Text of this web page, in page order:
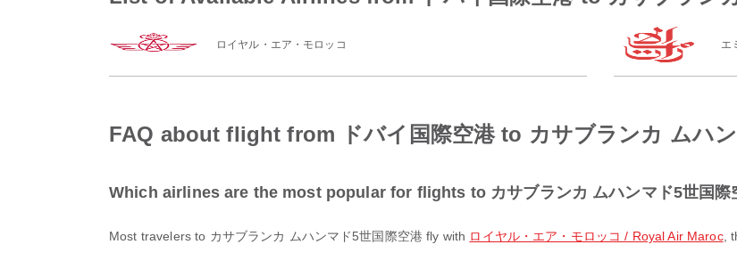
ロイヤル・エア・モロッコ エ
FAQ about flight from ドバイ国際空港 to カサブランカ ムハ
Which airlines are the most popular for flights to カサブランカ ムハンマド5世国際
Most travelers to カサブランカ ムハンマド5世国際空港 fly with ロイヤル・エア・モロッコ / Royal Air Maroc,